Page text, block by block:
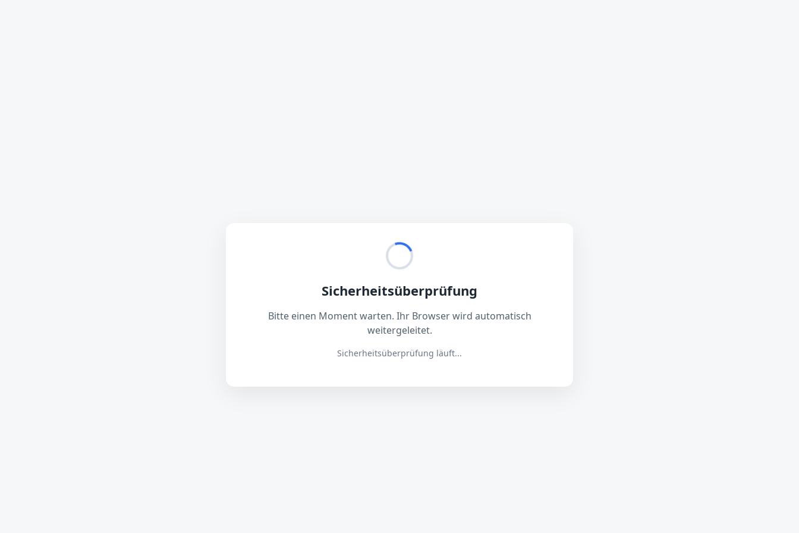
Sicherheitsüberprüfung
Bitte einen Moment warten. Ihr Browser wird automatisch
weitergeleitet.
Sicherheitsüberprüfung läuft...